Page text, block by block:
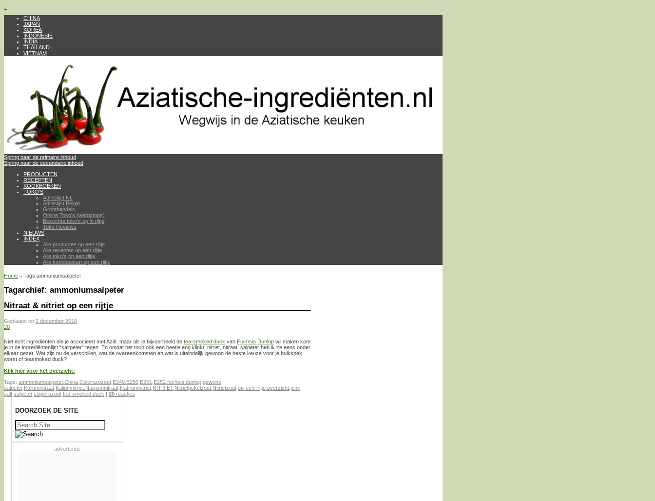
↓
CHINA
JAPAN
KOREA
INDONESIË
INDIA
THAILAND
VIETNAM
Spring naar de primaire inhoud
Spring naar de secundaire inhoud
PRODUCTEN
RECEPTEN
KOOKBOEKEN
TOKO’S
Adreslijst NL
Adreslijst België
Groothandels
Online Toko’s (webshops)
Bezochte toko’s op ’n rijtje
Toko Reviews
NIEUWS
INDEX
Alle producten op een rijtje
Alle recepten op een rijtje
Alle toko’s op een rijtje
Alle kookboeken op een rijtje
Home→Tags ammoniumsalpeter
Tagarchief: ammoniumsalpeter
Nitraat & nitriet op een rijtje
Geplaatst op 2 december 2010
20
Niet echt ingrediënten die je associeert met Azië, maar als je bijvoorbeeld de tea-smoked duck van Fuchsia Dunlop wil maken kom
je in de ingrediëntenlijst “saltpeter” tegen. En omdat het toch ook een beetje eng klinkt, nitriet, nitraat, salpeter heb ik ze eens onder
elkaar gezet. Wat zijn nu de verschillen, wat de overeenkomsten en wat is uiteindelijk gewoon de beste keuze voor je buikspek,
worst of teasmoked duck?
Klik hier voor het overzicht:
Tags: ammoniumsalpeter,China Colorozozout E249 E250 E251 E252 fuchsia dunlop gewone
salpeter, Kaliumnitraat Kaliumnitriet Natriumnitraat Natriumnitriet NITRIET, Nitrietpekelzout Nitrietzout op-een-rijtje overzicht pink
salt salpeter,slagerszout tea-smoked duck | 20 reacties
DOORZOEK DE SITE
Zoeken
naar:
- advertentie -